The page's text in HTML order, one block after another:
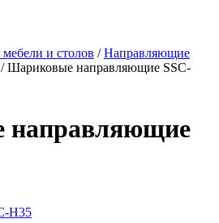
и столов / Направляющие
/ Шариковые направляющие SSC-